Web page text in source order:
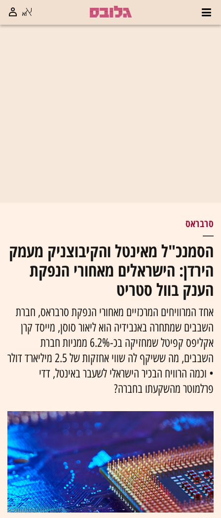
סרבראס
הסמנכ"ל מאינטל והקיבוצניק מעמק
הירדן: הישראלים מאחורי הנפקת
הענק בוול סטריט
אחד המרוויחים המרכזיים מאחורי הנפקת סרבראס, חברת
השבבים שמתחרה באנבידיה הוא ליאור סוסן, מייסד קרן
אקליפס קפיטל שמחזיקה בכ-6.2% ממניות חברת
השבבים, מה ששיקף לה שווי אחזקות של 2.5 מיליארד דולר
• וכמה הרוויח הבכיר הישראלי לשעבר באינטל, דדי
פרלמוטר מהשקעתו בחברה?